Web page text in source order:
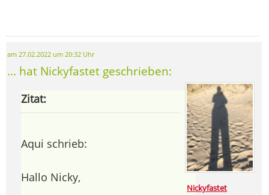
am 27.02.2022 um 20:32 Uhr
... hat Nickyfastet geschrieben:
Nickyfastet
Zitat:
Aqui schrieb:
Hallo Nicky,